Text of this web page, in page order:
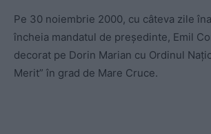
Pe 30 noiembrie 2000, cu câteva zile
încheia mandatul de președinte, Emil
decorat pe Dorin Marian cu Ordinul
Merit” în grad de Mare Cruce.